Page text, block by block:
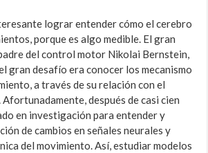
lograr entender cómo el cerebro
porque es algo medible. El gran
del control motor Nikolai Bernstein,
gran desafío era conocer los mecanismo
a través de su relación con el
después de casi cien
en investigación para entender y
de cambios en señales neurales y
del movimiento. Así, estudiar modelos